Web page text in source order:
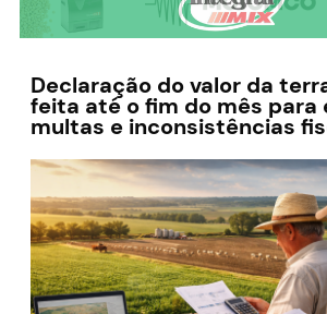
Declaração do valor da
feita até o fim do mês para
multas e inconsistências